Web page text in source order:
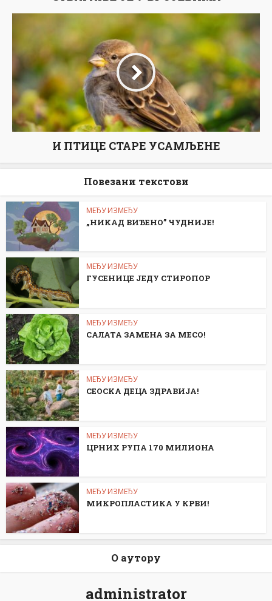
И ПТИЦЕ СТАРЕ УСАМЉЕНЕ
Повезани текстови
МЕЂУ ИЗМЕЂУ
„НИKАД ВИЂЕНО” ЧУДНИЈЕ!
МЕЂУ ИЗМЕЂУ
ГУСЕНИЦЕ ЈЕДУ СТИРОПОР
МЕЂУ ИЗМЕЂУ
САЛАТА ЗАМЕНА ЗА МЕСО!
МЕЂУ ИЗМЕЂУ
СЕОСKА ДЕЦА ЗДРАВИЈА!
МЕЂУ ИЗМЕЂУ
ЦРНИХ РУПА 170 МИЛИОНА
МЕЂУ ИЗМЕЂУ
МИКРОПЛАСТИКА У КРВИ!
О аутору
administrator